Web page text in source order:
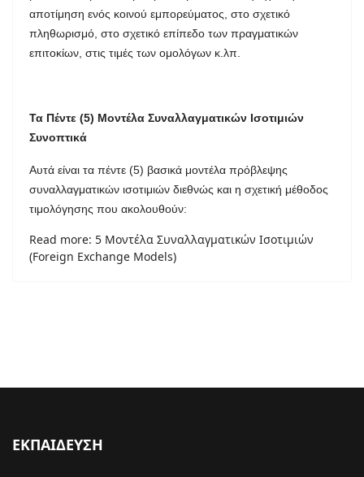
αποτίμηση ενός κοινού εμπορεύματος, στο σχετικό
πληθωρισμό, στο σχετικό επίπεδο των πραγματικών
επιτοκίων, στις τιμές των ομολόγων κ.λπ.
Τα Πέντε (5) Μοντέλα Συναλλαγματικών Ισοτιμιών
Συνοπτικά
Αυτά είναι τα πέντε (5) βασικά μοντέλα πρόβλεψης
συναλλαγματικών ισοτιμιών διεθνώς και η σχετική μέθοδος
τιμολόγησης που ακολουθούν:
Read more: 5 Μοντέλα Συναλλαγματικών Ισοτιμιών
(Foreign Exchange Models)
ΕΚΠΑΙΔΕΥΣΗ